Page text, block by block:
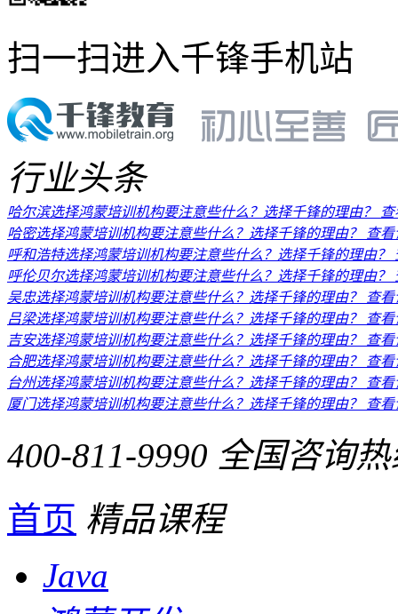
扫一扫进入千锋手机站
行业头条
哈尔滨选择鸿蒙培训机构要注意些什么？选择千锋的理由？
哈密选择鸿蒙培训机构要注意些什么？选择千锋的理由？
查
呼和浩特选择鸿蒙培训机构要注意些什么？选择千锋的理由？
呼伦贝尔选择鸿蒙培训机构要注意些什么？选择千锋的理由？
吴忠选择鸿蒙培训机构要注意些什么？选择千锋的理由？
查
吕梁选择鸿蒙培训机构要注意些什么？选择千锋的理由？
查
吉安选择鸿蒙培训机构要注意些什么？选择千锋的理由？
查
合肥选择鸿蒙培训机构要注意些什么？选择千锋的理由？
查
台州选择鸿蒙培训机构要注意些什么？选择千锋的理由？
查
厦门选择鸿蒙培训机构要注意些什么？选择千锋的理由？
查
400-811-9990 全国咨询
首页 精品课程
Java